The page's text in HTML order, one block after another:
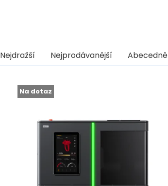
Nejdražší Nejprodávanější Abecedně
Na dotaz